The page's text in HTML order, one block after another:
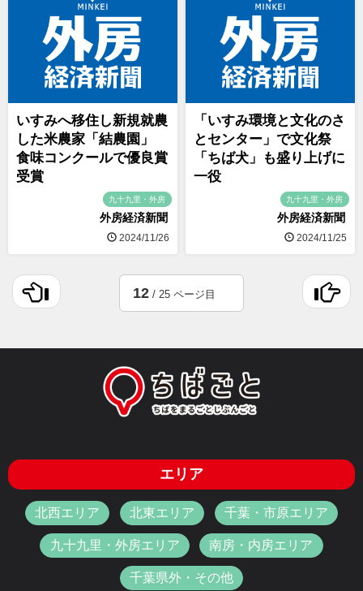
いすみへ移住し新規就農
した米農家「結農園」
食味コンクールで優良賞
受賞
九十九里・外房
外房経済新聞
2024/11/26
「いすみ環境と文化のさ
とセンター」で文化祭
「ちば犬」も盛り上げに
一役
九十九里・外房
外房経済新聞
2024/11/25
12 / 25 ページ目
エリア
北西エリア 北東エリア 千葉・市原エリア
九十九里・外房エリア 南房・内房エリア
千葉県外・その他